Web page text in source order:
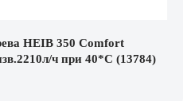
HEIB 350 Comfort
ч при 40*С (13784)